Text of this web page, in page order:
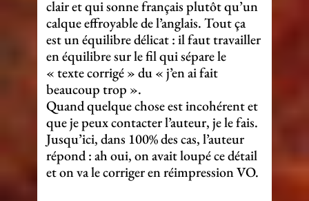
clair et qui sonne français plutôt qu’un
calque effroyable de l’anglais. Tout ça
est un équilibre délicat : il faut travailler
en équilibre sur le fil qui sépare le
« texte corrigé » du « j’en ai fait
beaucoup trop ».
Quand quelque chose est incohérent et
que je peux contacter l’auteur, je le fais.
Jusqu’ici, dans 100% des cas, l’auteur
répond : ah oui, on avait loupé ce détail
et on va le corriger en réimpression VO.